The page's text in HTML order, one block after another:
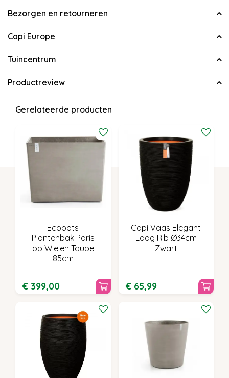
Bezorgen en retourneren
Capi Europe
Tuincentrum
Productreview
Gerelateerde producten
Ecopots
Plantenbak Paris
op Wielen Taupe
85cm
€ 399,00
Capi Vaas Elegant
Laag Rib Ø34cm
Zwart
€ 65,99